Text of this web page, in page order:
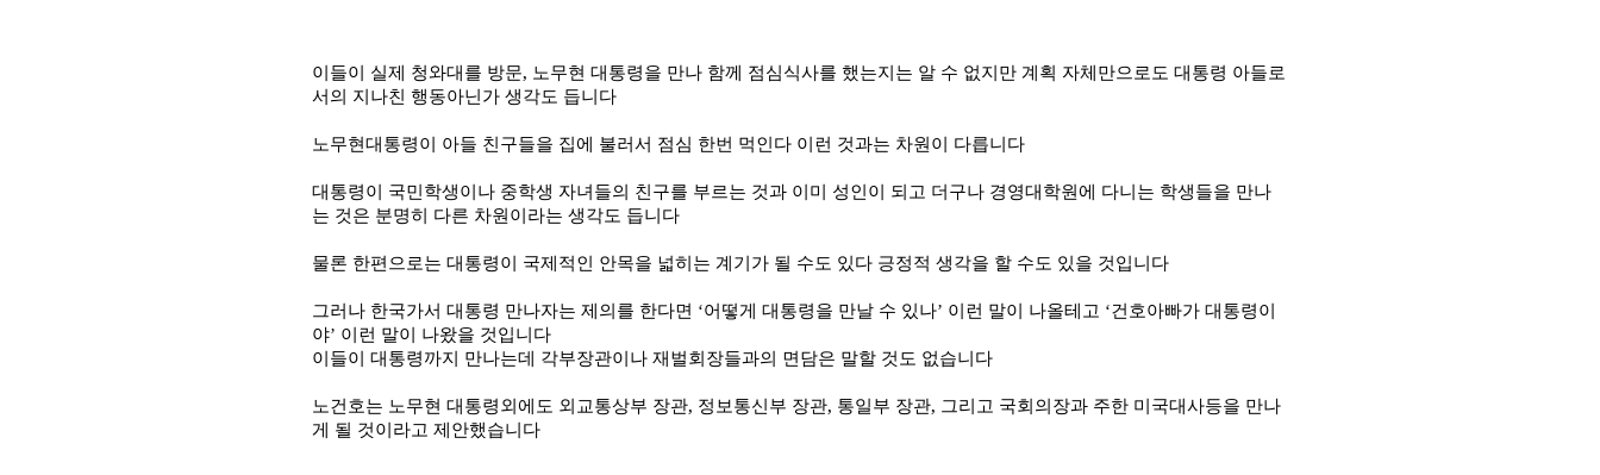
이들이 실제 청와대를 방문, 노무현 대통령을 만나 함께 점심식사를 했는지는 알 수 없지만 계획 자체만으로도 대통령 아들로
서의 지나친 행동아닌가 생각도 듭니다
노무현대통령이 아들 친구들을 집에 불러서 점심 한번 먹인다 이런 것과는 차원이 다릅니다
대통령이 국민학생이나 중학생 자녀들의 친구를 부르는 것과 이미 성인이 되고 더구나 경영대학원에 다니는 학생들을 만나
는 것은 분명히 다른 차원이라는 생각도 듭니다
물론 한편으로는 대통령이 국제적인 안목을 넓히는 계기가 될 수도 있다 긍정적 생각을 할 수도 있을 것입니다
그러나 한국가서 대통령 만나자는 제의를 한다면 ‘어떻게 대통령을 만날 수 있나’ 이런 말이 나올테고 ‘건호아빠가 대통령이
야’ 이런 말이 나왔을 것입니다
이들이 대통령까지 만나는데 각부장관이나 재벌회장들과의 면담은 말할 것도 없습니다
노건호는 노무현 대통령외에도 외교통상부 장관, 정보통신부 장관, 통일부 장관, 그리고 국회의장과 주한 미국대사등을 만나
게 될 것이라고 제안했습니다